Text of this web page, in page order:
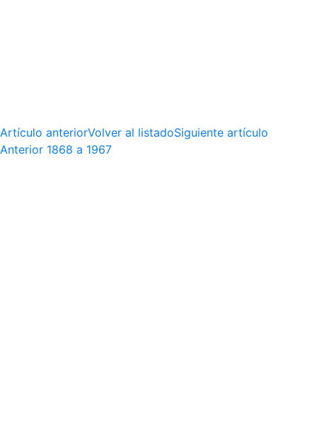
Artículo anteriorVolver al listadoSiguiente artículo
Anterior 1868 a 1967